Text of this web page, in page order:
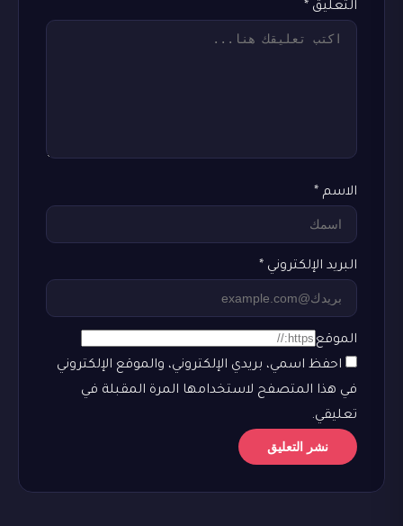
التعليق *
الاسم *
البريد الإلكتروني *
الموقع
احفظ اسمي، بريدي الإلكتروني، والموقع الإلكتروني
في هذا المتصفح لاستخدامها المرة المقبلة في
تعليقي.